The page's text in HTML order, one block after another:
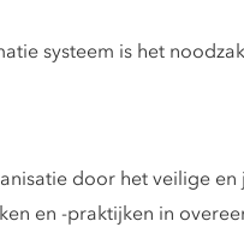
systeem is het
door het veilige en
en -praktijken in